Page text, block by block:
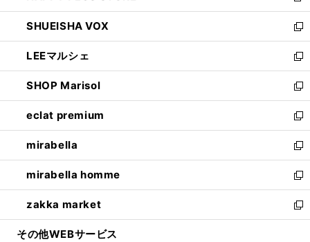
ウ
で
開
く
ン
ド
ウ
で
開
く
ウ
ィ
ン
ド
ウ
で
開
く
し
い
ウ
ィ
ン
ド
ウ
で
開
く
SHUEISHA VOX
新
し
い
ウ
ィ
ン
ド
ウ
で
開
く
LEEマルシェ
新
し
い
ウ
ィ
ン
ド
ウ
で
開
く
SHOP Marisol
新
し
い
ウ
ィ
ン
ド
ウ
で
開
eclat premium
新
し
い
ウ
ィ
ン
ド
ウ
mirabella
新
し
い
ウ
ィ
ン
mirabella homme
新
し
い
ウ
zakka market
新
し
その他WEBサービス